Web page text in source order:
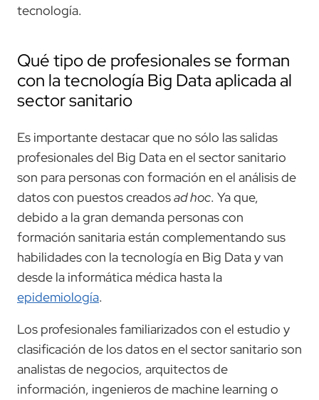
tecnología.
Qué tipo de profesionales se forman
con la tecnología Big Data aplicada al
sector sanitario
Es importante destacar que no sólo las salidas
profesionales del Big Data en el sector sanitario
son para personas con formación en el análisis de
datos con puestos creadosad hoc. Ya que,
debido a la gran demanda personas con
formación sanitaria están complementando sus
habilidades con la tecnología en Big Data y van
desde la informática médica hasta la
epidemiología.
Los profesionales familiarizados con el estudio y
clasificación de los datos en el sector sanitario son
analistas de negocios, arquitectos de
información, ingenieros de machine learning o